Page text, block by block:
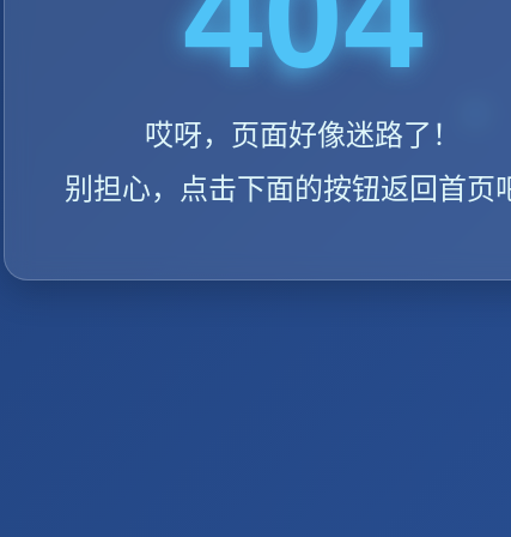
哎呀，页面好像迷路了！
别担心，点击下面的按钮返回首页